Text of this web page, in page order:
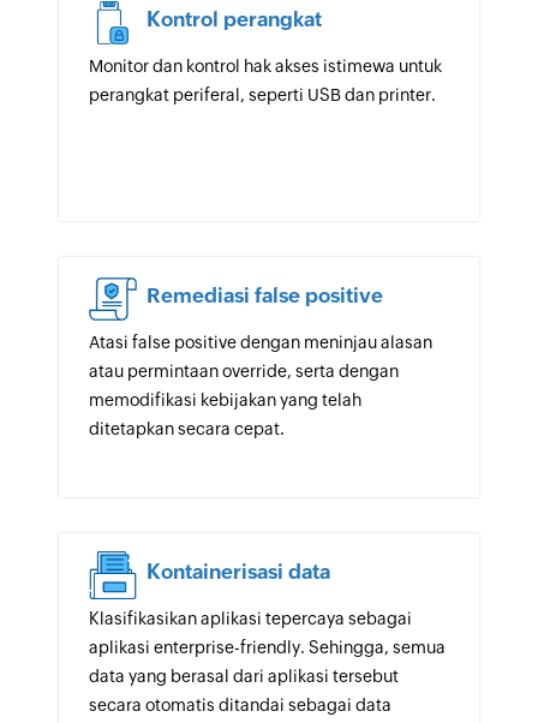
Kontrol perangkat
Monitor dan kontrol hak akses istimewa untuk
perangkat periferal, seperti USB dan printer.
Remediasi false positive
Atasi false positive dengan meninjau alasan
atau permintaan override, serta dengan
memodifikasi kebijakan yang telah
ditetapkan secara cepat.
Kontainerisasi data
Klasifikasikan aplikasi tepercaya sebagai
aplikasi enterprise-friendly. Sehingga, semua
data yang berasal dari aplikasi tersebut
secara otomatis ditandai sebagai data